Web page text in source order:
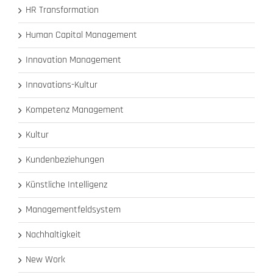
HR Transformation
Human Capital Management
Innovation Management
Innovations-Kultur
Kompetenz Management
Kultur
Kundenbeziehungen
Künstliche Intelligenz
Managementfeldsystem
Nachhaltigkeit
New Work